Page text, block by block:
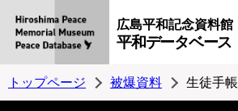
広島平和記念資料館
平和データベース
トップページ 被爆資料 生徒手帳